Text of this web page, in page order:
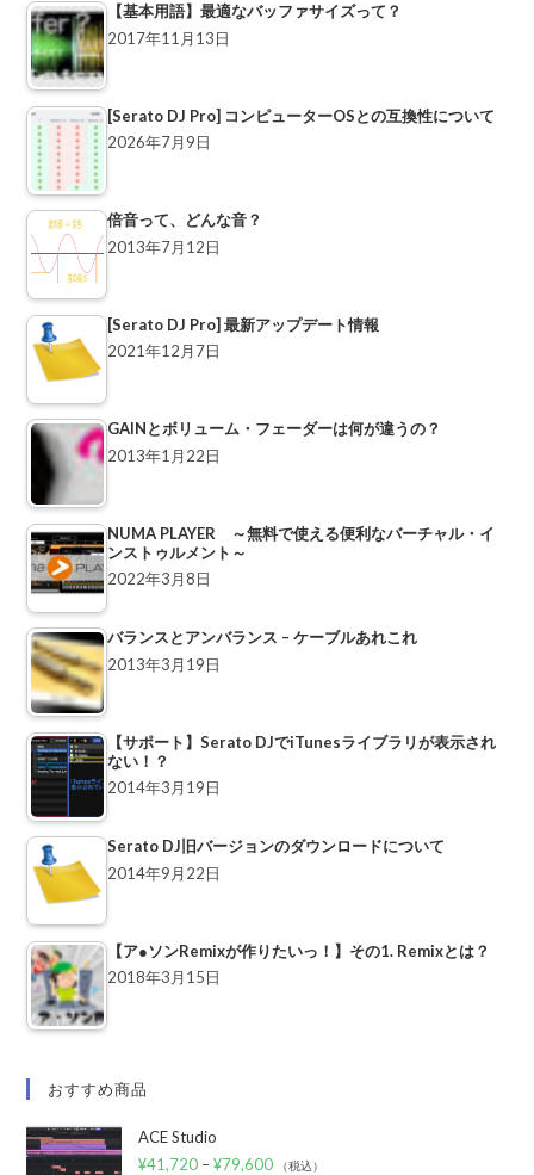
【基本用語】最適なバッファサイズって？
2017年11月13日
[Serato DJ Pro] コンピューターOSとの互換性について
2026年7月9日
倍音って、どんな音？
2013年7月12日
[Serato DJ Pro] 最新アップデート情報
2021年12月7日
GAINとボリューム・フェーダーは何が違うの？
2013年1月22日
NUMA PLAYER ～無料で使える便利なバーチャル・イ
ンストゥルメント～
2022年3月8日
バランスとアンバランス – ケーブルあれこれ
2013年3月19日
【サポート】Serato DJでiTunesライブラリが表示され
ない！？
2014年3月19日
Serato DJ旧バージョンのダウンロードについて
2014年9月22日
【ア●ソンRemixが作りたいっ！】その1. Remixとは？
2018年3月15日
おすすめ商品
ACE Studio
¥41,720 –¥79,600 （税込）